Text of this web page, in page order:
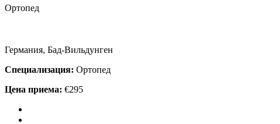
Ортопед
Германия, Бад-Вильдунген
Специализация: Ортопед
Цена приема: €295